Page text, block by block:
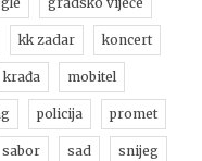
kk zadar koncert
krađa mobitel
policija promet
sabor sad snijeg